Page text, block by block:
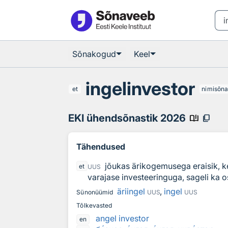
Sõnakogud Keel
et ingelinvestor nimisõna
EKI ühendsõnastik 2026 book_ribbon content_copy
Tähendused
et UUS
jõukas ärikogemusega eraisik,
varajase investeeringuga, sageli ka
Sünonüümid äriingel UUS, ingel UUS
Tõlkevasted
en
angel investor